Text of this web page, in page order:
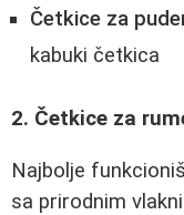
Četkice za
kabuki četkica
2. Četkice za
Najbolje
sa prirodnim